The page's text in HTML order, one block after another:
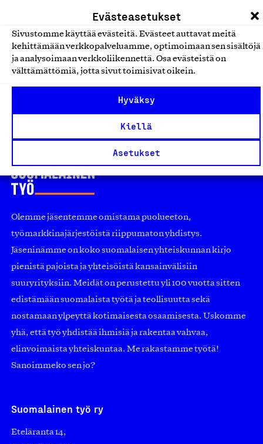
Evästeasetukset
Sivustomme käyttää evästeitä. Evästeet auttavat meitä
kehittämään verkkopalveluamme, optimoimaan sen sisältöjä
ja analysoimaan verkkoliikennettä. Osa evästeistä on
välttämättömiä, jotta sivut toimisivat oikein.
Hyväksy
Kiellä
Asetukset
Muut vaatteet ja asusteet
Teva-vetoketjut
Teva-Team Oy, Tuote
Muut vaatteet ja asusteet
Olemme jäsentemme omistama puolueeton,
työmarkkinajärjestöistä riippumaton yhdistys.
Jäseninämme on koko suomalaisen yhteiskunnan kirjo
pienistä pajoista ja yhteisöistä kansainvälisiin
suuryrityksiin. Meidät on perustettu yli 100 vuotta sitten
edistämään suomalaista työtä ja teollisuutta sekä
nostamaan ylpeyttä kotimaisesta osaamisesta. Uskomme
yhä, että työ yhdistää ihmisiä ja rakentaa vahvaa,
elinvoimaista yhteiskuntaa. Me rakastamme työtä!
Sanoimmeko sen jo?
Suomalainen työ ry
Eteläranta 14,